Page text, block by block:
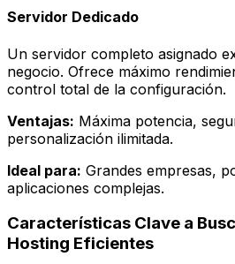
Servidor Dedicado
Un servidor completo asignado
negocio. Ofrece máximo
control total de la configuración.
Ventajas: Máxima potencia,
personalización ilimitada.
Ideal para: Grandes empresas,
aplicaciones complejas.
Características Clave a
Hosting Eficientes